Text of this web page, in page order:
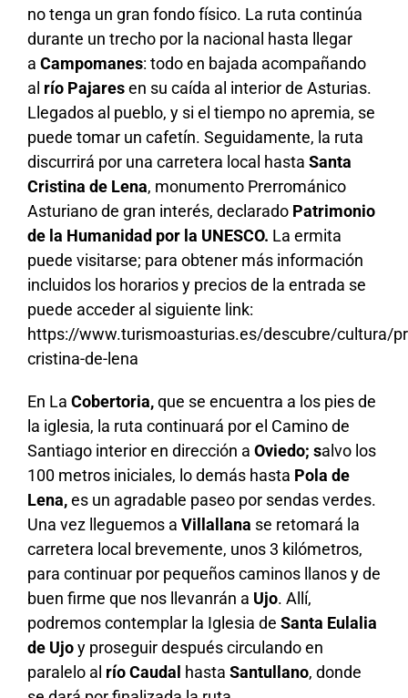
no tenga un gran fondo físico. La ruta continúa
durante un trecho por la nacional hasta llegar
a Campomanes: todo en bajada acompañando
al río Pajaresen su caída al interior de Asturias.
Llegados al pueblo, y si el tiempo no apremia, se
puede tomar un cafetín. Seguidamente, la ruta
discurrirá por una carretera local hasta Santa
Cristina de Lena, monumento Prerrománico
Asturiano de gran interés, declarado Patrimonio
de la Humanidad por la UNESCO. La ermita
puede visitarse; para obtener más información
incluidos los horarios y precios de la entrada se
puede acceder al siguiente link:
https://www.turismoasturias.es/descubre/cultura/
cristina-de-lena
En La Cobertoria,que se encuentra a los pies de
la iglesia, la ruta continuará por el Caminode
Santiago interior en dirección a Oviedo; salvo los
100 metros iniciales, lo demás hasta Pola de
Lena,es un agradable paseo por sendas verdes.
Una vez lleguemos a Villallana se retomará la
carretera local brevemente, unos 3 kilómetros,
para continuar por pequeños caminos llanos y de
buen firme que nos llevanrán a Ujo. Allí,
podremos contemplar la Iglesia de Santa Eulalia
de Ujoy proseguir despuéscirculando en
paralelo al río Caudal hasta Santullano, donde